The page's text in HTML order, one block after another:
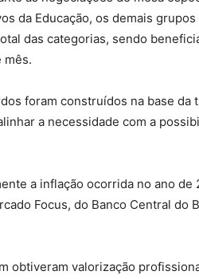
da Educação, os demais
das categorias, sendo
mês.
foram construídos na base
a necessidade com a
a inflação ocorrida no ano
Focus, do Banco Central do
obtiveram valorização